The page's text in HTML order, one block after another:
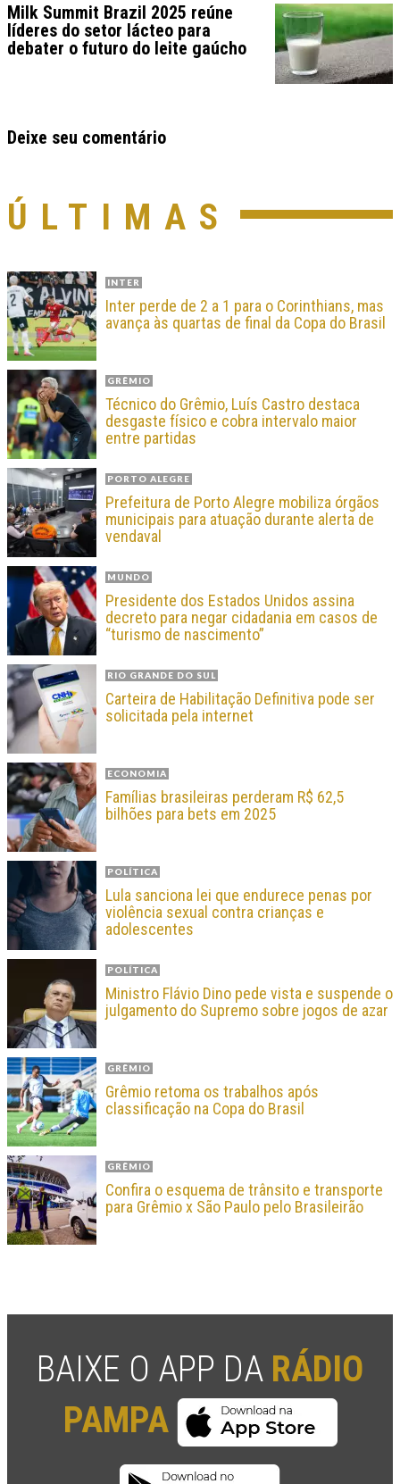
Milk Summit Brazil 2025 reúne
líderes do setor lácteo para
debater o futuro do leite gaúcho
Deixe seu comentário
ÚLTIMAS
INTER
Inter perde de 2 a 1 para o Corinthians, mas
avança às quartas de final da Copa do Brasil
GRÊMIO
Técnico do Grêmio, Luís Castro destaca
desgaste físico e cobra intervalo maior
entre partidas
PORTO ALEGRE
Prefeitura de Porto Alegre mobiliza órgãos
municipais para atuação durante alerta de
vendaval
MUNDO
Presidente dos Estados Unidos assina
decreto para negar cidadania em casos de
“turismo de nascimento”
RIO GRANDE DO SUL
Carteira de Habilitação Definitiva pode ser
solicitada pela internet
ECONOMIA
Famílias brasileiras perderam R$ 62,5
bilhões para bets em 2025
POLÍTICA
Lula sanciona lei que endurece penas por
violência sexual contra crianças e
adolescentes
POLÍTICA
Ministro Flávio Dino pede vista e suspende o
julgamento do Supremo sobre jogos de azar
GRÊMIO
Grêmio retoma os trabalhos após
classificação na Copa do Brasil
GRÊMIO
Confira o esquema de trânsito e transporte
para Grêmio x São Paulo pelo Brasileirão
BAIXE O APP DA RÁDIO
PAMPA